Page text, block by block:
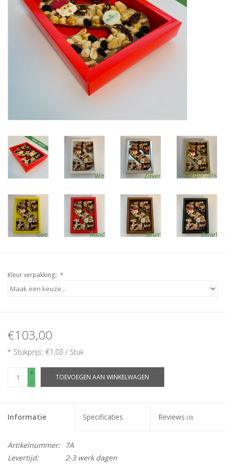
Kleur verpakking:: *
€103,00
* Stukprijs: €1,03 / Stuk
+
-
TOEVOEGEN AAN WINKELWAGEN
Informatie Specificaties Reviews (0)
Artikelnummer:
7A
Levertijd:
2-3 werk dagen